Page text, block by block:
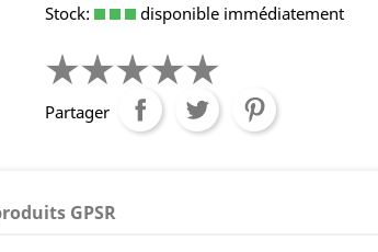
Stock:
disponible immédiatement
Partager
GPSR